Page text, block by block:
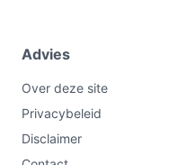
Advies
Over deze site
Privacybeleid
Disclaimer